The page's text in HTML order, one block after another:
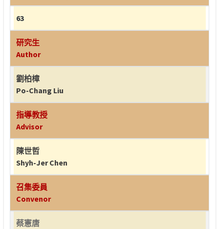
63
研究生
Author
劉柏樟
Po-Chang Liu
指導教授
Advisor
陳世哲
Shyh-Jer Chen
召集委員
Convenor
蔡憲唐